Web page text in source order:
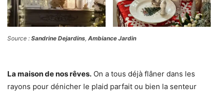
Source : Sandrine Dejardins, Ambiance Jardin
La maison de nos rêves. On a tous déjà flâner dans les
rayons pour dénicher le plaid parfait ou bien la senteur